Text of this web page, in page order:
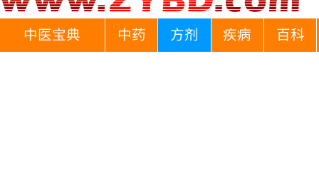
中医宝典 中药 方剂 疾病 百科